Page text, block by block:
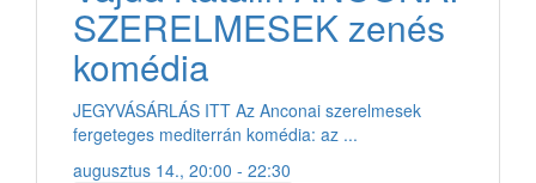
SZERELMESEK zenés
komédia
JEGYVÁSÁRLÁS ITT Az Anconai szerelmesek
fergeteges mediterrán komédia: az ...
augusztus 14., 20:00 - 22:30